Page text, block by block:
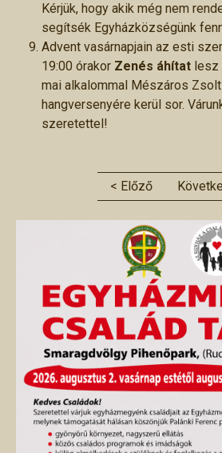
Kérjük, hogy akik még nem
segítsék Egyházközségünk
Advent vasárnapjain az esti
19:00 órakor Zenés áhítat lesz
mai alkalommal Mészáros
hangversenyére kerül sor.
szeretettel!
< Előző